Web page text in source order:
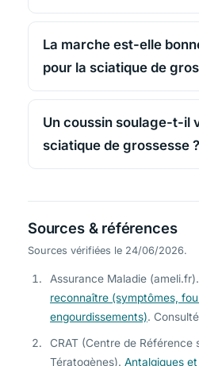
La marche est-elle
pour la sciatique de
Un coussin soulage-t-il
sciatique de grossesse ?
Sources & références
Sources vérifiées le 24/06/2026.
Assurance Maladie (ameli.fr).
reconnaître (symptômes,
engourdissements).
CRAT (Centre de Référence
Tératogènes). Antalgiques